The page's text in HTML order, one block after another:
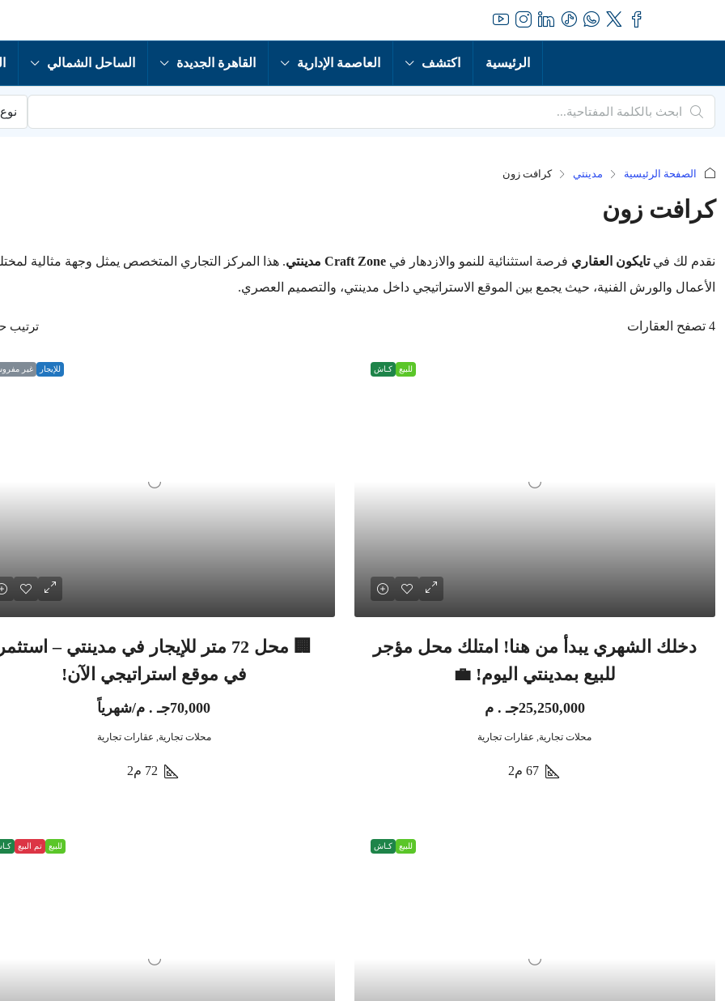
الرئيسية اكتشف العاصمة الإدارية القاهرة الجديدة الساحل الشمالي
الصفحة الرئيسية مدينتي كرافت زون
كرافت زون
نقدم لك فيتايكون العقاري فرصة استثنائية للنمو والازدهار في Craft Zone مدينتي
. هذا المركز التجاري المتخصص يمثل وجهة مثالية
الأعمال والورش الفنية، حيث يجمع بين الموقع الاستراتيجي داخل مدينتي، والتصميم العصري.
4 تصفح العقارات ترتيب
للبيع كـاش
دخلك الشهري يبدأ من هنا! امتلك محل مؤجر
للبيع بمدينتي اليوم! 💼
25,250,000جـ . م
محلات تجارية, عقارات تجارية
67 م2
للإيجار غير
🏢 محل 72 متر للإيجار في مدينتي – استثمر
في موقع استراتيجي الآن!
70,000جـ . م/شهرياً
محلات تجارية, عقارات تجارية
72 م2
للبيع كـاش للبيع تم البيع